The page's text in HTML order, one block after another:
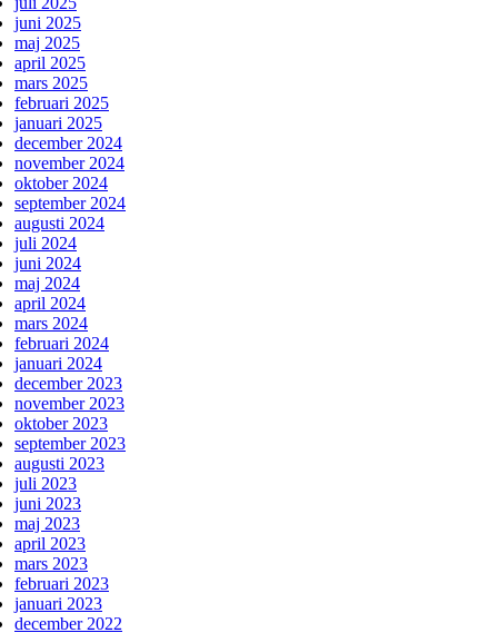
juni 2025
maj 2025
april 2025
mars 2025
februari 2025
januari 2025
december 2024
november 2024
oktober 2024
september 2024
augusti 2024
juli 2024
juni 2024
maj 2024
april 2024
mars 2024
februari 2024
januari 2024
december 2023
november 2023
oktober 2023
september 2023
augusti 2023
juli 2023
juni 2023
maj 2023
april 2023
mars 2023
februari 2023
januari 2023
december 2022